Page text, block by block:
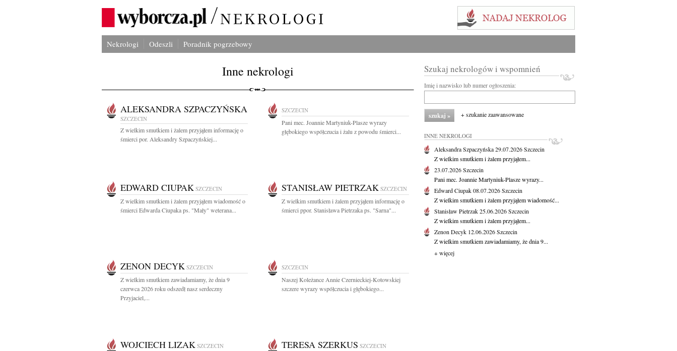
Nekrologi Odeszli Poradnik pogrzebowy
Inne nekrologi
ALEKSANDRA SZPACZYŃSKA
SZCZECIN
Z wielkim smutkiem i żalem przyjąłem informację o
śmierci por. Aleksandry Szpaczyńskiej...
SZCZECIN
Pani mec. Joannie Martyniuk-Plasze wyrazy
głębokiego współczucia i żalu z powodu śmierci...
EDWARD CIUPAK SZCZECIN
Z wielkim smutkiem i żalem przyjąłem wiadomość o
śmierci Edwarda Ciupaka ps. "Mały" weterana...
STANISŁAW PIETRZAK SZCZECIN
Z wielkim smutkiem i żalem przyjąłem informację o
śmierci ppor. Stanisława Pietrzaka ps. "Sarna"...
ZENON DECYK SZCZECIN
Z wielkim smutkiem zawiadamiamy, że dnia 9
czerwca 2026 roku odszedł nasz serdeczny
Przyjaciel,...
SZCZECIN
Naszej Koleżance Annie Czernieckiej-Kotowskiej
szczere wyrazy współczucia i głębokiego...
WOJCIECH LIZAK SZCZECIN TERESA SZERKUS SZCZECIN
Szukaj nekrologów i wspomnień
Imię i nazwisko lub numer ogłoszenia:
+ szukanie zaawansowane
INNE NEKROLOGI
Aleksandra Szpaczyńska29.07.2026Szczecin
Z wielkim smutkiem i żalem przyjąłem...
23.07.2026Szczecin
Pani mec. Joannie Martyniuk-Plasze wyrazy...
Edward Ciupak08.07.2026Szczecin
Z wielkim smutkiem i żalem przyjąłem wiadomość...
Stanisław Pietrzak25.06.2026Szczecin
Z wielkim smutkiem i żalem przyjąłem...
Zenon Decyk 12.06.2026Szczecin
Z wielkim smutkiem zawiadamiamy, że dnia 9...
+ więcej